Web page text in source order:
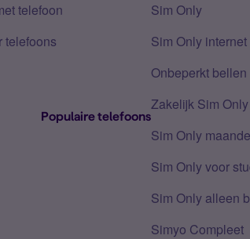
telefoon
telefoons
Populaire telefoons
Sim Only
Sim Only internet
Onbeperkt bellen
Zakelijk Sim
Sim Only
Sim Only voor
Sim Only alleen
Simyo Compleet